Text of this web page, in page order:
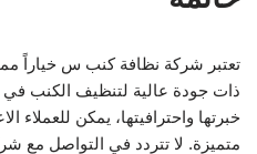
تعتبر شركة نظافة كنب س خياراً
ذات جودة عالية لتنظيف الكنب في
خبرتها واحترافيتها، يمكن للعملاء
متميزة. لا تتردد في التواصل مع